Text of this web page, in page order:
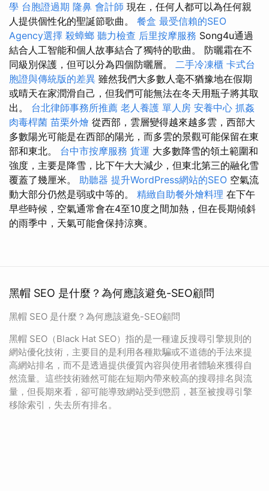
學 台胞證過期 隆鼻 會計師 現在，任何人都可以為任何親
人提供個性化的聖誕節歌曲。 餐盒 最受信賴的SEO
Agency選擇 殺蟑螂 聽力檢查 后里按摩服務 Song4u通過
結合人工智能和個人故事結合了獨特的歌曲。 防曬霜在不
同級別保護，但可以分為四個防曬層。 二手冷凍櫃 卡式台
胞證與傳統版的差異 雖然我們大多數人毫不猶豫地在假期
或晴天在家潤滑自己，但我們可能無法在冬天用瓶子將其取
出。 台北律師事務所推薦 老人養護 單人房 安養中心 抓姦
肉毒桿菌 苗栗外燴 從西部，雲層變得越來越多雲，西部大
多數陽光可能是在西部的陽光，而多雲的景觀可能保留在東
部和東北。 台中市按摩服務 貨運 大多數降雪的領土範圍和
強度，主要是降雪，比下午大大減少，但東北第三的融化雪
覆蓋了幾厘米。 助聽器 提升WordPress網站的SEO 空氣流
動大部分仍然是弱或中等的。 精緻自助餐外燴料理 在下午
早些時候，空氣通常會在4至10度之間加熱，但在長期傾斜
的雨季中，天氣可能會保持涼爽。
黑帽 SEO 是什麼？為何應該避免-SEO顧問
黑帽 SEO 是什麼？為何應該避免-SEO顧問
黑帽 SEO（Black Hat SEO）指的是一種違反搜尋引擎規則的
網站優化技術，主要目的是利用各種欺騙或不道德的手法來提
高網站排名，而不是透過提供優質內容與使用者體驗來獲得自
然流量。這些技術雖然可能在短期內帶來較高的搜尋排名與流
量，但長期來看，卻可能導致網站受到懲罰，甚至被搜尋引擎
移除索引，失去所有排名。